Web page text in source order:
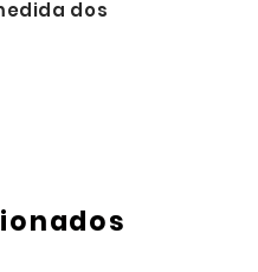
dos